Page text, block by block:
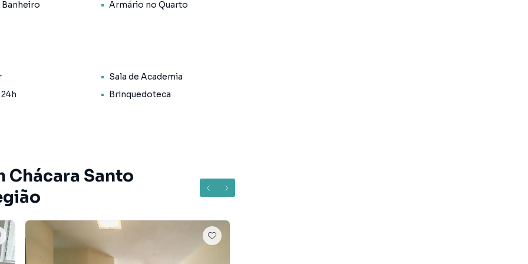
e receber amigos, com uma varanda que oferece uma
em um andar alto, longe do burburinho da cidade.
o seu novo lar! Condições especiais de
mesmo uma visita e encante-se com tudo o que
Armário no Quarto
Sala de Academia
Brinquedoteca
Chácara Santo